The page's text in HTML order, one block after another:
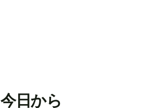
今日から